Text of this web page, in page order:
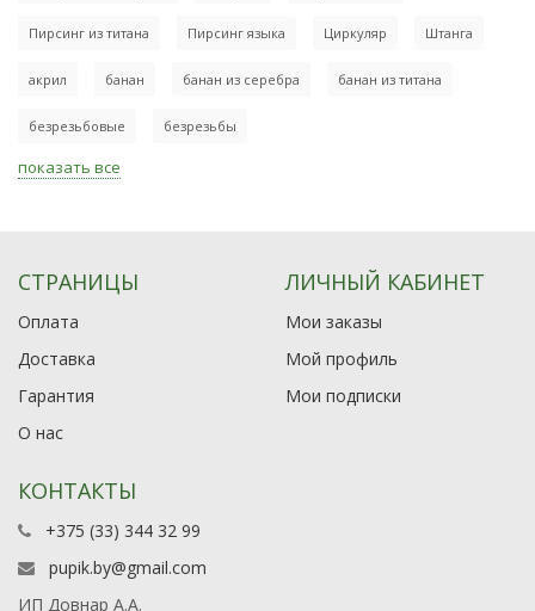
Пирсинг из титана Пирсинг языка Циркуляр Штанга
акрил банан банан из серебра банан из титана
безрезьбовые безрезьбы
показать все
СТРАНИЦЫ
Оплата
Доставка
Гарантия
О нас
ЛИЧНЫЙ КАБИНЕТ
Мои заказы
Мой профиль
Мои подписки
КОНТАКТЫ
+375 (33) 344 32 99
pupik.by@gmail.com
ИП Довнар А.А.